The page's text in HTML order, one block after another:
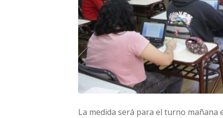
La medida será para el turno